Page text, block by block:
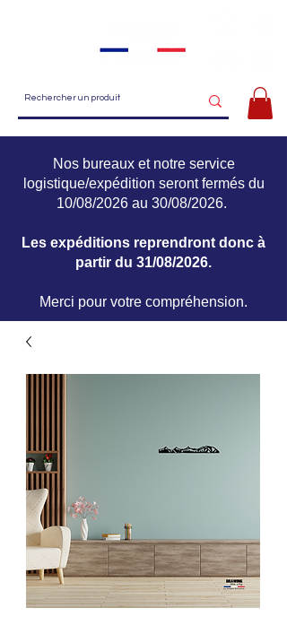
Nos bureaux et notre service
logistique/expédition seront fermés du
10/08/2026 au 30/08/2026.
Les expéditions reprendront donc à
partir du 31/08/2026.
Merci pour votre compréhension.